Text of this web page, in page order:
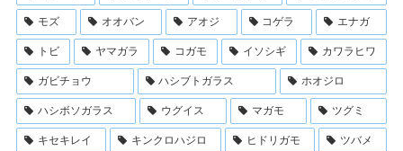
モズ オオバン アオジ コゲラ エナガ
トビ ヤマガラ コガモ イソシギ カワラヒワ
ガビチョウ ハシブトガラス ホオジロ
ハシボソガラス ウグイス マガモ ツグミ
キセキレイ キンクロハジロ ヒドリガモ ツバメ